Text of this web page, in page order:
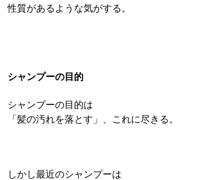
性質があるような気がする。
シャンプーの目的
シャンプーの目的は
「髪の汚れを落とす」、これに尽きる。
しかし最近のシャンプーは